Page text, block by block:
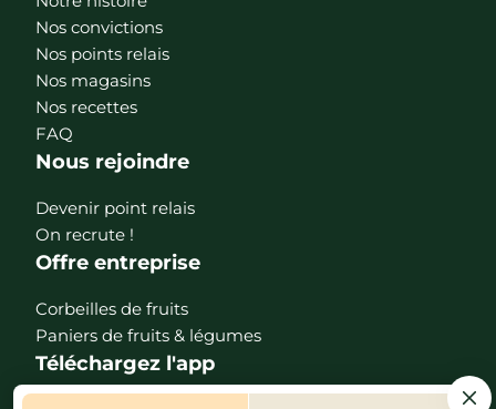
Nos convictions
Nos points relais
Nos magasins
Nos recettes
FAQ
Nous rejoindre
Devenir point relais
On recrute !
Offre entreprise
Corbeilles de fruits
Paniers de fruits & légumes
Téléchargez l'app